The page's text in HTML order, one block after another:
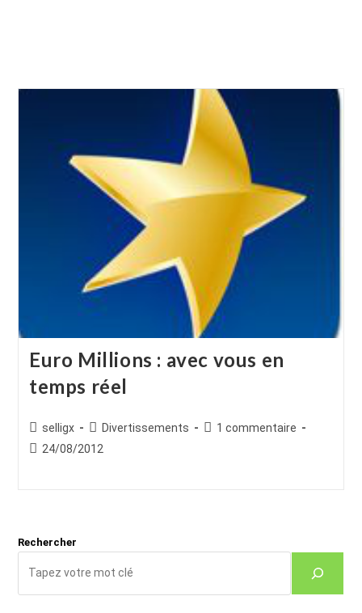
Euro Millions : avec vous en
temps réel
Auteur/autrice
de
selligx
Post
category:
Divertissements
Commentaires
1 commentaire
Publication
24/08/2012
Rechercher